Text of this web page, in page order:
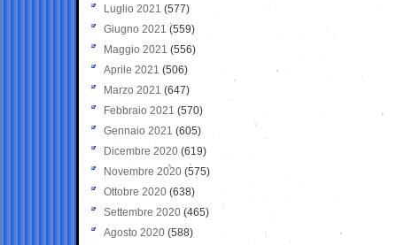
Luglio 2021 (577)
Giugno 2021(559)
Maggio 2021 (556)
Aprile 2021 (506)
Marzo 2021 (647)
Febbraio 2021 (570)
Gennaio 2021 (605)
Dicembre 2020 (619)
Novembre 2020 (575)
Ottobre 2020 (638)
Settembre 2020(465)
Agosto 2020 (588)